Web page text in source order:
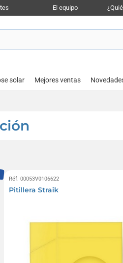
El equipo
solar Mejores ventas
Réf. 00053V0106622
Pitillera Straik